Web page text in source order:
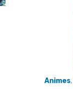
Animes,